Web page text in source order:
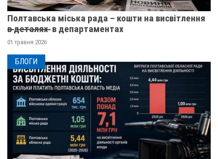
Полтавська міська рада – кошти на висвітлення
в̶ ̶д̶е̶т̶а̶л̶я̶х̶ ̶ в департаментах
01 травня 2026
БЛОГИ